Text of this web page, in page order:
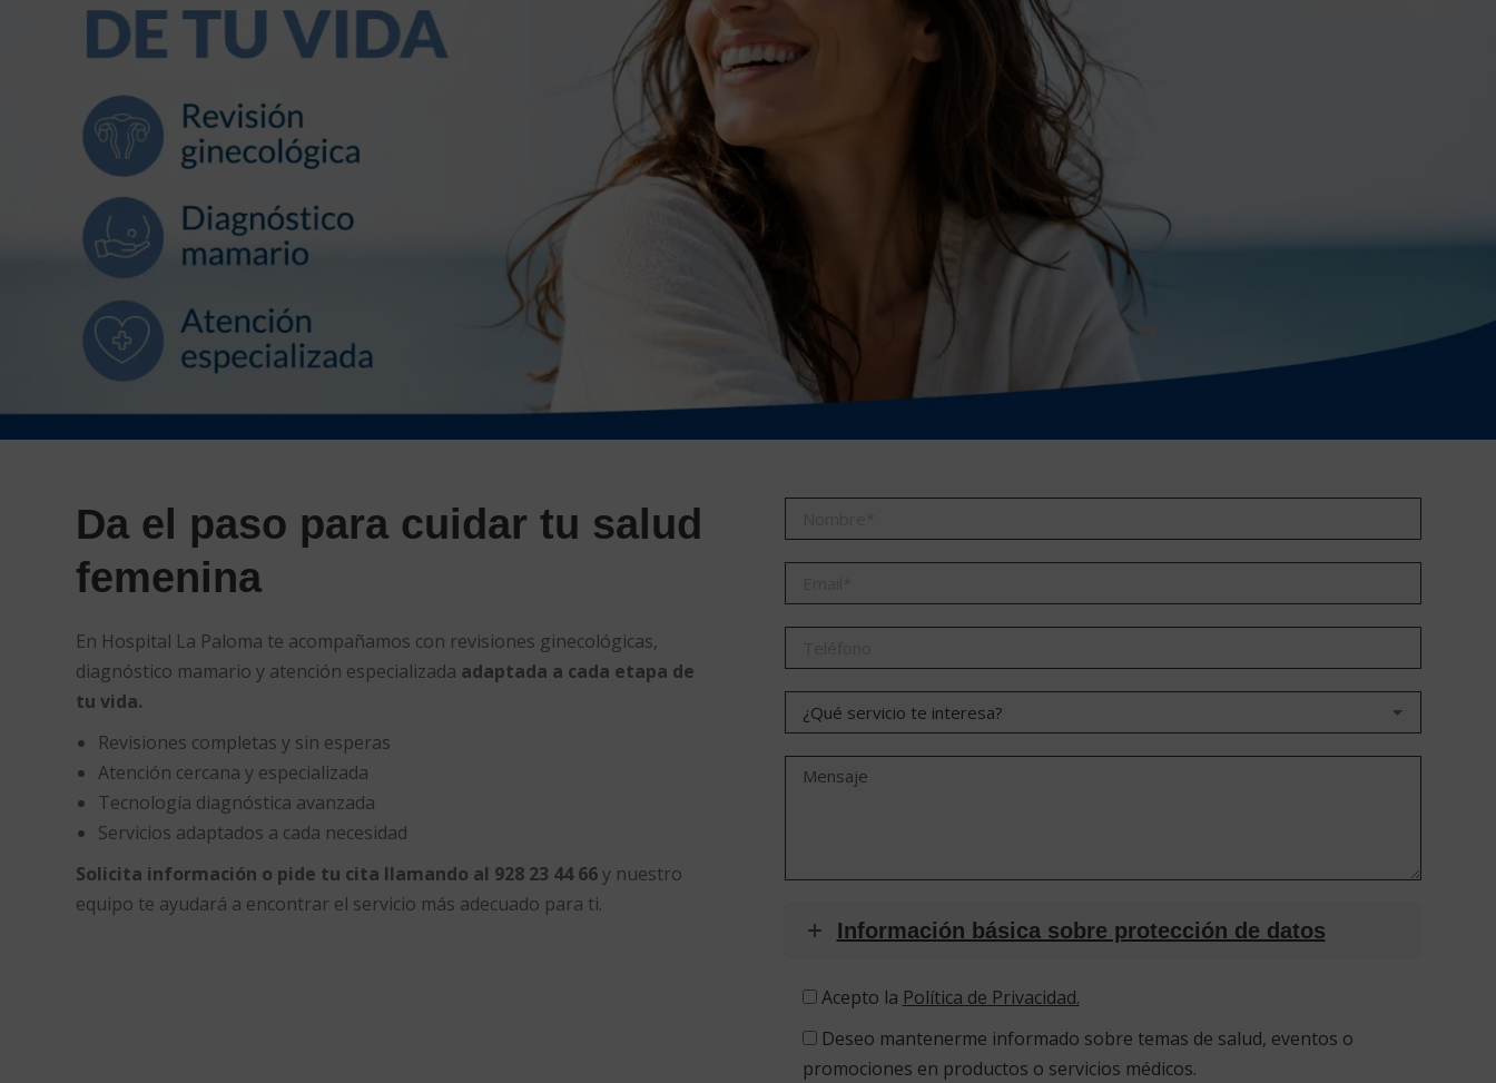
Da el paso para cuidar tu salud
femenina
En Hospital La Paloma te acompañamos con revisiones ginecológicas,
diagnóstico mamario y atención especializada adaptada a cada etapa de
tu vida.
Revisiones completas y sin esperas
Atención cercana y especializada
Tecnología diagnóstica avanzada
Servicios adaptados a cada necesidad
Solicita información o pide tu cita llamando al 928 23 44 66y nuestro
equipo te ayudará a encontrar el servicio más adecuado para ti.
Información básica sobre protección de datos
Acepto la Política de Privacidad.
Deseo mantenerme informado sobre temas de salud, eventos o
promociones en productos o servicios médicos.